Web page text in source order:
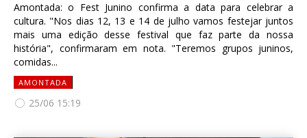
Amontada: o Fest Junino confirma a data para celebrar a
cultura. "Nos dias 12, 13 e 14 de julho vamos festejar juntos
mais uma edição desse festival que faz parte da nossa
história", confirmaram em nota. "Teremos grupos juninos,
comidas...
AMONTADA
25/06 15:19